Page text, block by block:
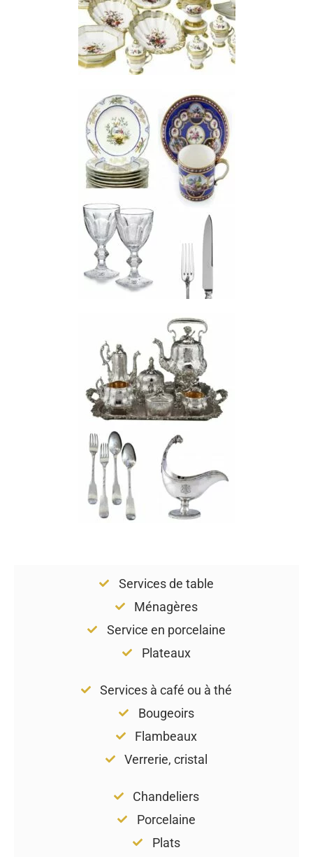
Services de table
Ménagères
Service en porcelaine
Plateaux
Services à café ou à thé
Bougeoirs
Flambeaux
Verrerie, cristal
Chandeliers
Porcelaine
Plats